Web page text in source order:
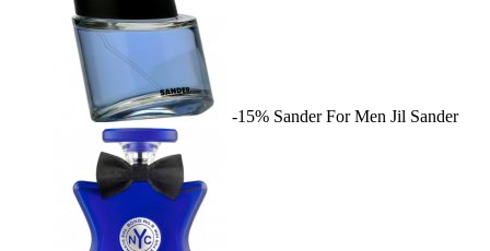
-15% Sander For Men Jil Sander